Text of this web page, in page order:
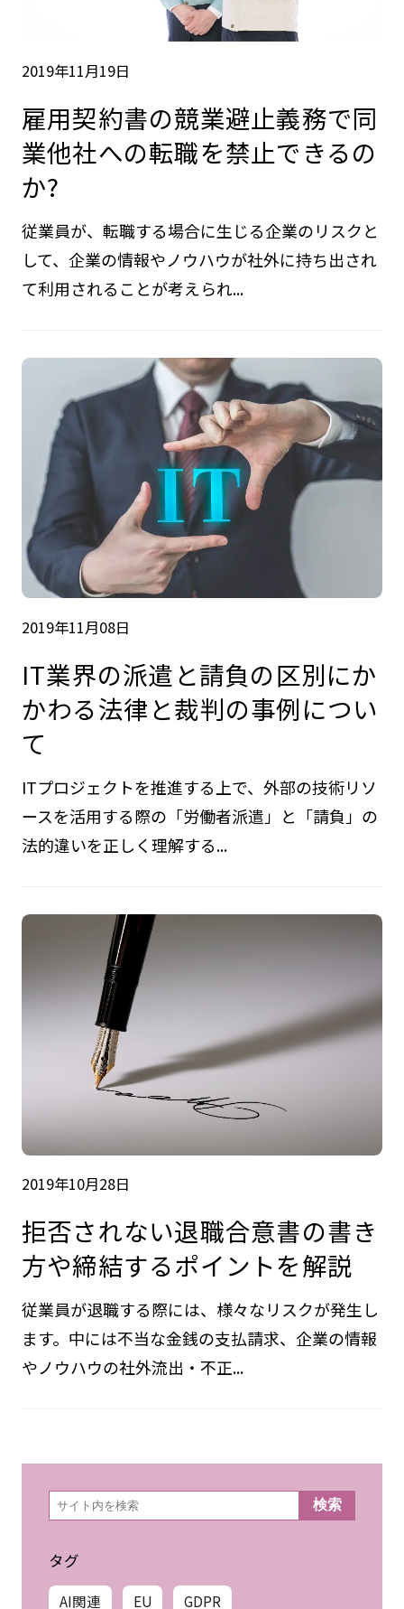
2019年11月19日
雇用契約書の競業避止義務で同
業他社への転職を禁止できるの
か?
従業員が、転職する場合に生じる企業のリスクと
して、企業の情報やノウハウが社外に持ち出され
て利用されることが考えられ...
2019年11月08日
IT業界の派遣と請負の区別にか
かわる法律と裁判の事例につい
て
ITプロジェクトを推進する上で、外部の技術リソ
ースを活用する際の「労働者派遣」と「請負」の
法的違いを正しく理解する...
2019年10月28日
拒否されない退職合意書の書き
方や締結するポイントを解説
従業員が退職する際には、様々なリスクが発生し
ます。中には不当な金銭の支払請求、企業の情報
やノウハウの社外流出・不正...
検
索 検索
タグ
AI関連 EU GDPR